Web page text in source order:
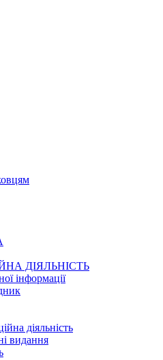
ДІЯЛЬНІСТЬ
інформації
діяльність
видання